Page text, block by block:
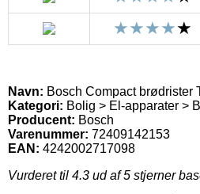
Navn: Bosch Compact brødrister
Kategori: Bolig > El-apparater >
Producent: Bosch
Varenummer: 72409142153
EAN: 4242002717098
Vurderet til 4.3 ud af 5 stjerner